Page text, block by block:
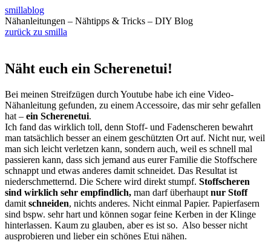
smillablog
Nähanleitungen – Nähtipps & Tricks – DIY Blog
zurück zu smilla
Näht euch ein Scherenetui!
Bei meinen Streifzügen durch Youtube habe ich eine Video-
Nähanleitung gefunden, zu einem Accessoire, das mir sehr gefallen
hat – ein Scherenetui.
Ich fand das wirklich toll, denn Stoff- und Fadenscheren bewahrt
man tatsächlich besser an einem geschützten Ort auf. Nicht nur, weil
man sich leicht verletzen kann, sondern auch, weil es schnell mal
passieren kann, dass sich jemand aus eurer Familie die Stoffschere
schnappt und etwas anderes damit schneidet. Das Resultat ist
niederschmetternd. Die Schere wird direkt stumpf. Stoffscheren
sind wirklich sehr empfindlich, man darf überhaupt nur Stoff
damit schneiden, nichts anderes. Nicht einmal Papier. Papierfasern
sind bspw. sehr hart und können sogar feine Kerben in der Klinge
hinterlassen. Kaum zu glauben, aber es ist so. Also besser nicht
ausprobieren und lieber ein schönes Etui nähen.